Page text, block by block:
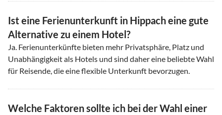
Ist eine Ferienunterkunft in Hippach eine gute
Alternative zu einem Hotel?
Ja. Ferienunterkünfte bieten mehr Privatsphäre, Platz und
Unabhängigkeit als Hotels und sind daher eine beliebte Wahl
für Reisende, die eine flexible Unterkunft bevorzugen.
Welche Faktoren sollte ich bei der Wahl einer